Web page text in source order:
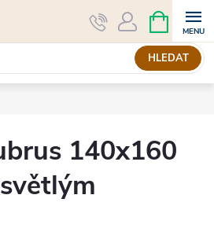
HLEDAT
NÁKUPNÍ
KOŠÍK
140x160